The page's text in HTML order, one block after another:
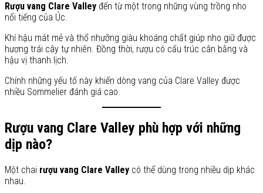
Rượu vang Clare Valley đến từ một trong những vùng trồng nho
nổi tiếng của Úc.
Khí hậu mát mẻ và thổ nhưỡng giàu khoáng chất giúp nho giữ được
hương trái cây tự nhiên. Đồng thời, rượu có cấu trúc cân bằng và
hậu vị thanh lịch.
Chính những yếu tố này khiến dòng vang của Clare Valley được
nhiều Sommelier đánh giá cao.
Rượu vang Clare Valley phù hợp với những
dịp nào?
Một chai rượu vang Clare Valley có thể dùng trong nhiều dịp khác
nhau.